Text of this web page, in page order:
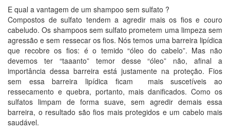
E qual a vantagem de um shampoo sem sulfato ?
Compostos de sulfato tendem a agredir mais os fios e couro
cabeludo. Os shampoos sem sulfato prometem uma limpeza sem
agressão e sem ressecar os fios. Nós temos uma barreira lipídica
que recobre os fios: é o temido “óleo do cabelo”. Mas não
devemos ter “taaanto” temor desse “óleo” não, afinal a
importância dessa barreira está justamente na proteção. Fios
sem essa barreira lipídica ficam mais suscetíveis ao
ressecamento e quebra, portanto, mais danificados. Como os
sulfatos limpam de forma suave, sem agredir demais essa
barreira, o resultado são fios mais protegidos e um cabelo mais
saudável.